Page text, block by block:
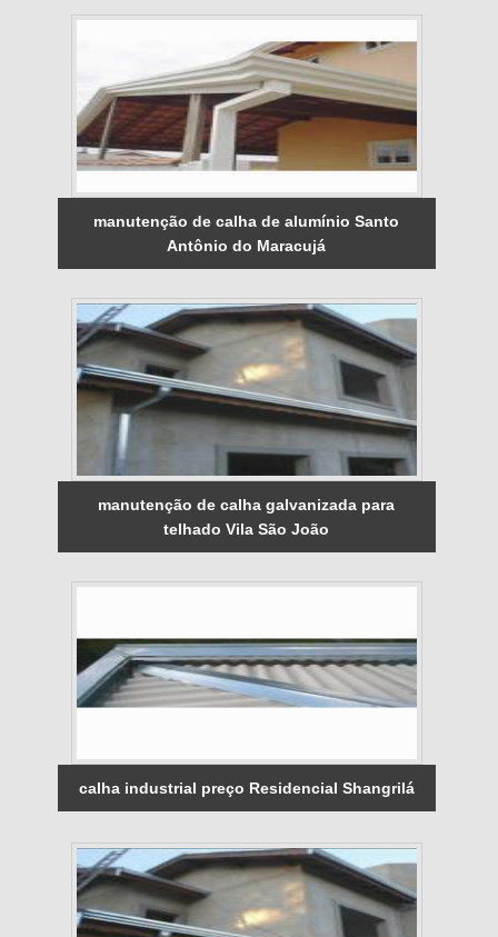
manutenção de calha de alumínio Santo
Antônio do Maracujá
manutenção de calha galvanizada para
telhado Vila São João
calha industrial preço Residencial Shangrilá